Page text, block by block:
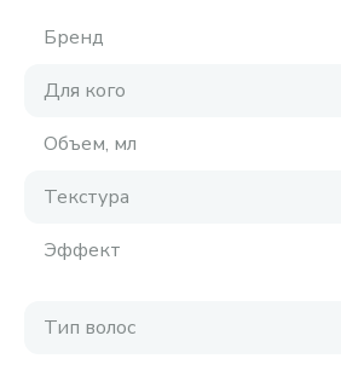
Бренд
Для кого
Объем, мл
Текстура
Эффект
Тип волос